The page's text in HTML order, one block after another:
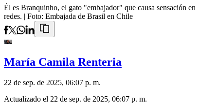
Él es Branquinho, el gato "embajador" que causa sensación en
redes. | Foto: Embajada de Brasil en Chile
María Camila Renteria
22 de sep. de 2025, 06:07 p. m.
Actualizado el 22 de sep. de 2025, 06:07 p. m.